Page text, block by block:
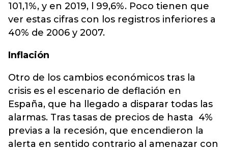
101,1%, y en 2019, l 99,6%. Poco tienen que
ver estas cifras con los registros inferiores a
40% de 2006 y 2007.
Inflación
Otro de los cambios económicos tras la
crisis es el escenario de deflación en
España, que ha llegado a disparar todas las
alarmas. Tras tasas de precios de hasta 4%
previas a la recesión, que encendieron la
alerta en sentido contrario al amenazar con